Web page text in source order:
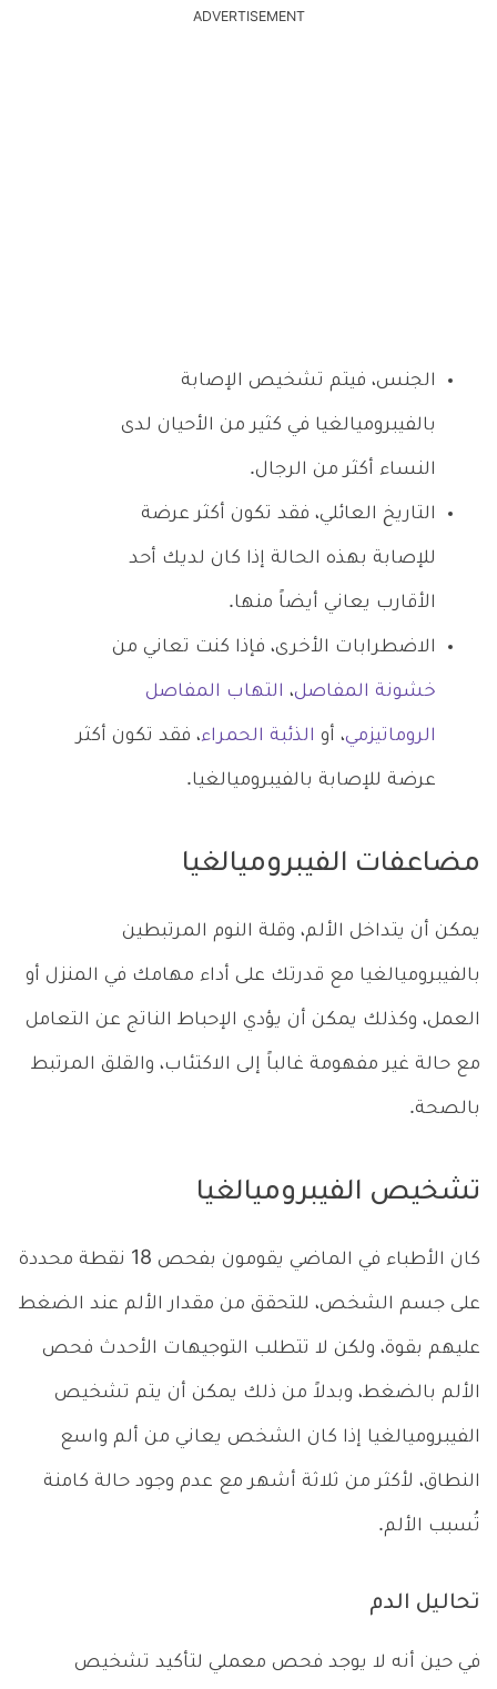
ADVERTISEMENT
الجنس، فيتم تشخيص الإصابة
بالفيبروميالغيا في كثير من الأحيان لدى
النساء أكثر من الرجال.
التاريخ العائلي، فقد تكون أكثر عرضة
للإصابة بهذه الحالة إذا كان لديك أحد
الأقارب يعاني أيضاً منها.
الاضطرابات الأخرى، فإذا كنت تعاني من
خشونة المفاصل، التهاب المفاصل
الروماتيزمي، أو الذئبة الحمراء، فقد تكون أكثر
عرضة للإصابة بالفيبروميالغيا.
مضاعفات الفيبروميالغيا
يمكن أن يتداخل الألم، وقلة النوم المرتبطين
بالفيبروميالغيا مع قدرتك على أداء مهامك في المنزل أو
العمل، وكذلك يمكن أن يؤدي الإحباط الناتج عن التعامل
مع حالة غير مفهومة غالباً إلى الاكتئاب، والقلق المرتبط
بالصحة.
تشخيص الفيبروميالغيا
كان الأطباء في الماضي يقومون بفحص 18 نقطة محددة
على جسم الشخص، للتحقق من مقدار الألم عند الضغط
عليهم بقوة، ولكن لا تتطلب التوجيهات الأحدث فحص
الألم بالضغط، وبدلاً من ذلك يمكن أن يتم تشخيص
الفيبروميالغيا إذا كان الشخص يعاني من ألم واسع
النطاق، لأكثر من ثلاثة أشهر مع عدم وجود حالة كامنة
تُسبب الألم.
تحاليل الدم
في حين أنه لا يوجد فحص معملي لتأكيد تشخيص